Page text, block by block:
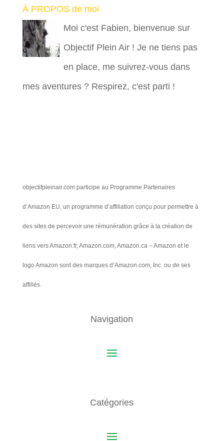
À PROPOS de moi
Moi c'est Fabien, bienvenue sur
Objectif Plein Air ! Je ne tiens pas
en place, me suivrez-vous dans
mes aventures ? Respirez, c'est parti !
objectifpleinair.com participe au Programme Partenaires
d’Amazon EU, un programme d’affiliation conçu pour permettre à
des sites de percevoir une rémunération grâce à la création de
liens vers Amazon.fr, Amazon.com, Amazon.ca – Amazon et le
logo Amazon sont des marques d’Amazon.com, Inc. ou de ses
affiliés.
Navigation
Catégories